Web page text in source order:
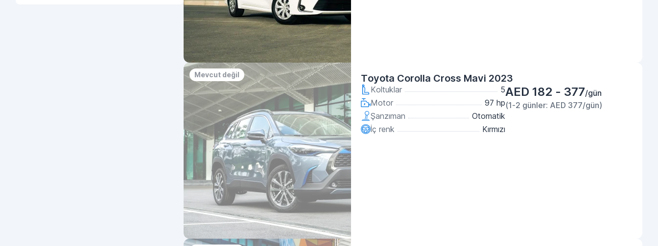
Mevcut değil Toyota Corolla Cross Mavi 2023
Koltuklar
5
Motor
97 hp
Şanzıman
Otomatik
İç renk
Kırmızı
AED 182 - 377/gün
(1-2 günler: AED 377/gün)